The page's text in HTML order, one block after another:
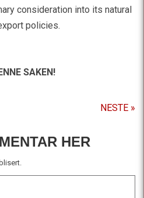
consideration into its natural
policies.
SAKEN!
NESTE »
HER